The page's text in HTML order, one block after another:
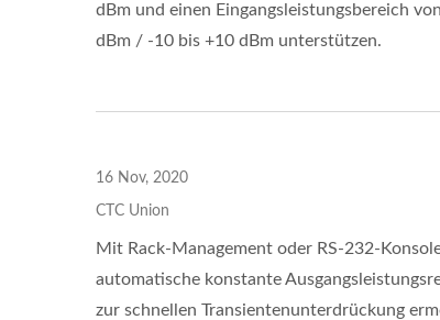
dBm und einen Eingangsleistungsbereich
dBm / -10 bis +10 dBm unterstützen.
16 Nov, 2020
CTC Union
Mit Rack-Management oder RS-232-
automatische konstante
zur schnellen Transientenunterdrückung